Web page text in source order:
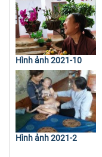
Hình ảnh 2021-10
Hình ảnh 2021-2